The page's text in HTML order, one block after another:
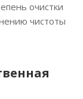
очистки
чистоты